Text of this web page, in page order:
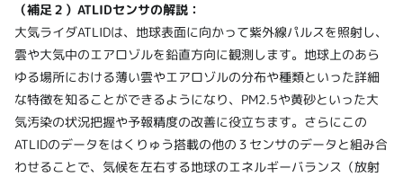
（補足２）ATLIDセンサの解説：
大気ライダATLIDは、地球表面に向かって紫外線パルスを照射し、
雲や大気中のエアロゾルを鉛直方向に観測します。地球上のあら
ゆる場所における薄い雲やエアロゾルの分布や種類といった詳細
な特徴を知ることができるようになり、PM2.5や黄砂といった大
気汚染の状況把握や予報精度の改善に役立ちます。さらにこの
ATLIDのデータをはくりゅう搭載の他の３センサのデータと組み合
わせることで、気候を左右する地球のエネルギーバランス（放射